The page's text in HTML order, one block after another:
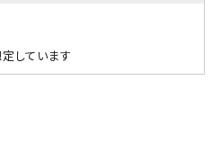
しています